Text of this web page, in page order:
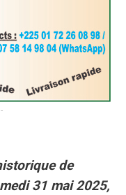
de
31 mai 2025,